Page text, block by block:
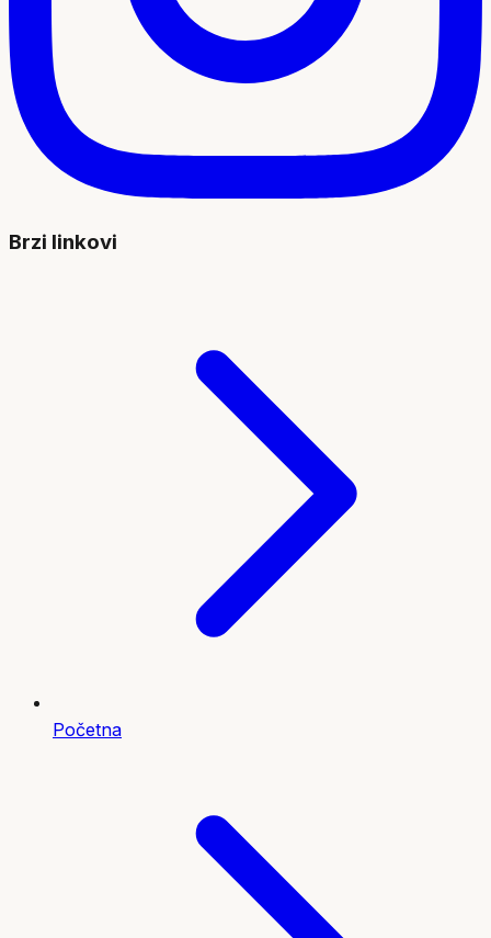
Brzi linkovi
Početna